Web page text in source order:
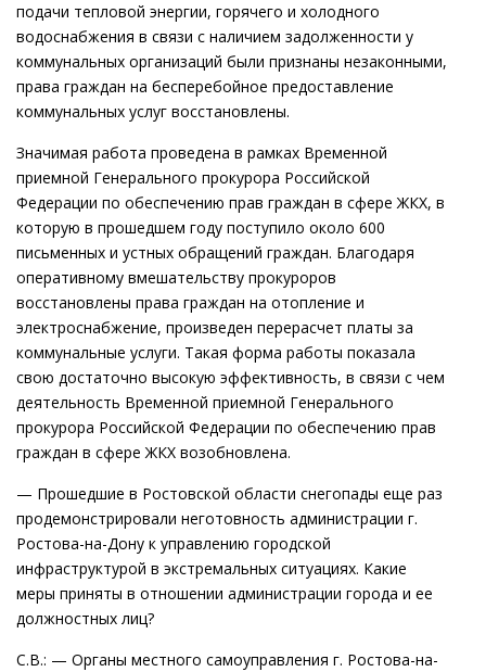
подачи тепловой энергии, горячего и холодного
водоснабжения в связи с наличием задолженности у
коммунальных организаций были признаны незаконными,
права граждан на бесперебойное предоставление
коммунальных услуг восстановлены.
Значимая работа проведена в рамках Временной
приемной Генерального прокурора Российской
Федерации по обеспечению прав граждан в сфере ЖКХ, в
которую в прошедшем году поступило около 600
письменных и устных обращений граждан. Благодаря
оперативному вмешательству прокуроров
восстановлены права граждан на отопление и
электроснабжение, произведен перерасчет платы за
коммунальные услуги. Такая форма работы показала
свою достаточно высокую эффективность, в связи с чем
деятельность Временной приемной Генерального
прокурора Российской Федерации по обеспечению прав
граждан в сфере ЖКХ возобновлена.
— Прошедшие в Ростовской области снегопады еще раз
продемонстрировали неготовность администрации г.
Ростова-на-Дону к управлению городской
инфраструктурой в экстремальных ситуациях. Какие
меры приняты в отношении администрации города и ее
должностных лиц?
С.В.: — Органы местного самоуправления г. Ростова-на-